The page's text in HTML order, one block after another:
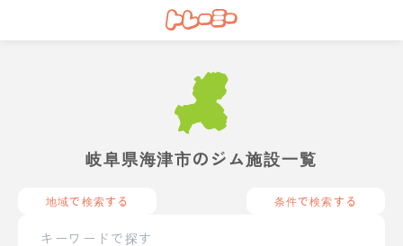
岐阜県海津市のジム施設一覧
地域で検索する 条件で検索する